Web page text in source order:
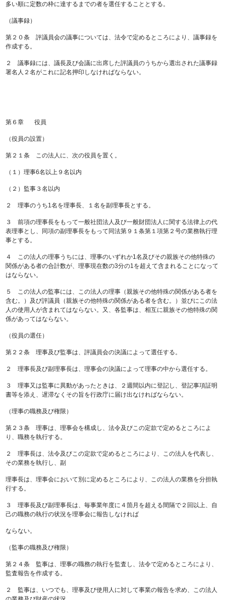
多い順に定数の枠に達するまでの者を選任することとする。
（議事録）
第２０条 評議員会の議事については、法令で定めるところにより、議事録を
作成する。
２ 議事録には、議長及び会議に出席した評議員のうちから選出された議事録
署名人２名がこれに記名押印しなければならない。
第６章 役員
（役員の設置）
第２１条 この法人に、次の役員を置く。
（１）理事6名以上９名以内
（２）監事３名以内
２ 理事のうち1名を理事長、１名を副理事長とする。
３ 前項の理事長をもって一般社団法人及び一般財団法人に関する法律上の代
表理事とし、同項の副理事長をもって同法第９１条第１項第２号の業務執行理
事とする。
４ この法人の理事うちには、理事のいずれか1名及びその親族その他特殊の
関係がある者の合計数が、理事現在数の3分の1を超えて含まれることになって
はならない。
５ この法人の監事には、この法人の理事（親族その他特殊の関係がある者を
含む。）及び評議員（親族その他特殊の関係がある者を含む。）並びにこの法
人の使用人が含まれてはならない。又、各監事は、相互に親族その他特殊の関
係があってはならない。
（役員の選任）
第２２条 理事及び監事は、評議員会の決議によって選任する。
２ 理事長及び副理事長は、理事会の決議によって理事の中から選任する。
３ 理事又は監事に異動があったときは、２週間以内に登記し、登記事項証明
書等を添え、遅滞なくその旨を行政庁に届け出なければならない。
（理事の職務及び権限）
第２３条 理事は、理事会を構成し、法令及びこの定款で定めるところによ
り、職務を執行する。
２ 理事長は、法令及びこの定款で定めるところにより、この法人を代表し、
その業務を執行し、副
理事長は、理事会において別に定めるところにより、この法人の業務を分担執
行する。
３ 理事長及び副理事長は、毎事業年度に４箇月を超える間隔で２回以上、自
己の職務の執行の状況を理事会に報告しなければ
ならない。
（監事の職務及び権限）
第２４条 監事は、理事の職務の執行を監査し、法令で定めるところにより、
監査報告を作成する。
２ 監事は、いつでも、理事及び使用人に対して事業の報告を求め、この法人